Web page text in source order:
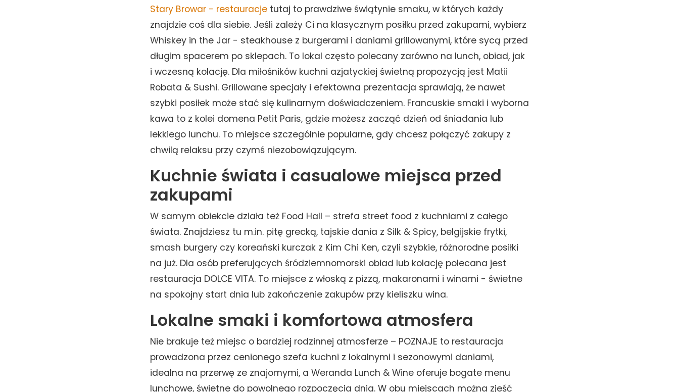
Stary Browar - restauracje tutaj to prawdziwe świątynie smaku, w których każdy
znajdzie coś dla siebie. Jeśli zależy Ci na klasycznym posiłku przed zakupami, wybierz
Whiskey in the Jar - steakhouse z burgerami i daniami grillowanymi, które sycą przed
długim spacerem po sklepach. To lokal często polecany zarówno na lunch, obiad, jak
i wczesną kolację. Dla miłośników kuchni azjatyckiej świetną propozycją jest Matii
Robata & Sushi. Grillowane specjały i efektowna prezentacja sprawiają, że nawet
szybki posiłek może stać się kulinarnym doświadczeniem. Francuskie smaki i wyborna
kawa to z kolei domena Petit Paris, gdzie możesz zacząć dzień od śniadania lub
lekkiego lunchu. To miejsce szczególnie popularne, gdy chcesz połączyć zakupy z
chwilą relaksu przy czymś niezobowiązującym.
Kuchnie świata i casualowe miejsca przed
zakupami
W samym obiekcie działa też Food Hall – strefa street food z kuchniami z całego
świata. Znajdziesz tu m.in. pitę grecką, tajskie dania z Silk & Spicy, belgijskie frytki,
smash burgery czy koreański kurczak z Kim Chi Ken, czyli szybkie, różnorodne posiłki
na już. Dla osób preferujących śródziemnomorski obiad lub kolację polecana jest
restauracja DOLCE VITA. To miejsce z włoską z pizzą, makaronami i winami - świetne
na spokojny start dnia lub zakończenie zakupów przy kieliszku wina.
Lokalne smaki i komfortowa atmosfera
Nie brakuje też miejsc o bardziej rodzinnej atmosferze – POZNAJE to restauracja
prowadzona przez cenionego szefa kuchni z lokalnymi i sezonowymi daniami,
idealna na przerwę ze znajomymi, a Weranda Lunch & Wine oferuje bogate menu
lunchowe, świetne do powolnego rozpoczęcia dnia. W obu miejscach można zjeść